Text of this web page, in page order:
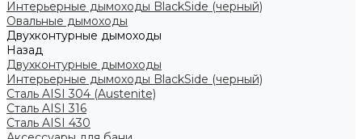
Интерьерные дымоходы BlackSide (черный)
Овальные дымоходы
Двухконтурные дымоходы
Назад
Двухконтурные дымоходы
Интерьерные дымоходы BlackSide (черный)
Сталь AISI 304 (Austenite)
Сталь AISI 316
Сталь AISI 430